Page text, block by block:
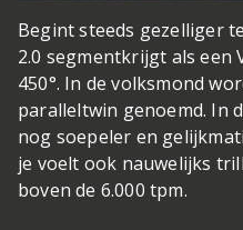
Begint steeds gezelliger
2.0 segmentkrijgt als een
450°. In de volksmond
paralleltwin genoemd. In
nog soepeler en
je voelt ook nauwelijks
boven de 6.000 tpm.